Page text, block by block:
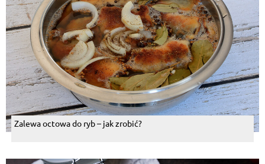
Zalewa octowa do ryb – jak zrobić?